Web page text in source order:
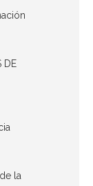
DE
la